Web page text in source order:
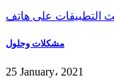
مشكلات وحلول
25 January، 2021